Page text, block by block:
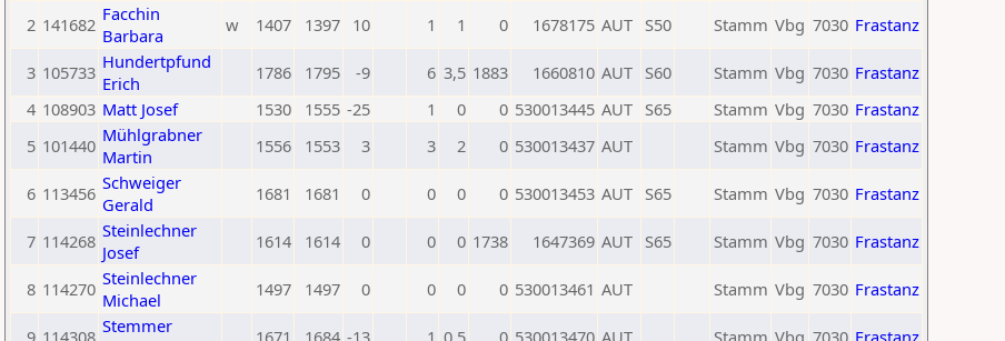
2 141682 Facchin
Barbara
w 1407 1397 10 1 1 0 1678175 AUT S50 Stamm Vbg 7030 Frastanz
3 105733 Hundertpfund
Erich
1786 1795 -9 6 3,5 1883 1660810 AUT S60 Stamm Vbg 7030 Frastanz
4 108903 Matt Josef 1530 1555 -25 1 0 0 530013445 AUT S65 Stamm Vbg 7030 Frastanz
5 101440 Mühlgrabner
Martin
1556 1553 3 3 2 0 530013437 AUT Stamm Vbg 7030 Frastanz
6 113456 Schweiger
Gerald
1681 1681 0 0 0 0 530013453 AUT S65 Stamm Vbg 7030 Frastanz
7 114268 Steinlechner
Josef
1614 1614 0 0 0 1738 1647369 AUT S65 Stamm Vbg 7030 Frastanz
8 114270 Steinlechner
Michael
1497 1497 0 0 0 0 530013461 AUT Stamm Vbg 7030 Frastanz
9 114308 Stemmer
1671 1684 -13 1 0,5 0 530013470 AUT Stamm Vbg 7030 Frastanz